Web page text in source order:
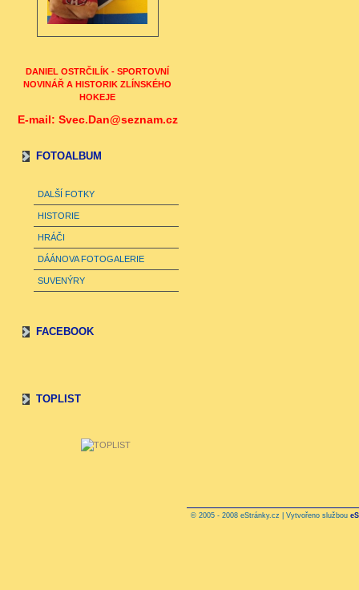
DANIEL OSTRČILÍK - SPORTOVNÍ
NOVINÁŘ A HISTORIK ZLÍNSKÉHO
HOKEJE
E-mail: Svec.Dan@seznam.cz
FOTOALBUM
DALŠÍ FOTKY
HISTORIE
HRÁČI
DÁÁNOVA FOTOGALERIE
SUVENÝRY
FACEBOOK
TOPLIST
© 2005 - 2008 eStránky.cz | Vytvořeno službou